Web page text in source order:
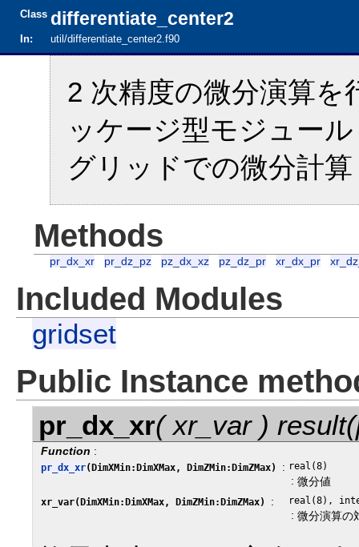
Class differentiate_center2
In: util/differentiate_center2.f90
2 次精度の微分演算
ッケージ型モジュー
グリッドでの微分計算
Methods
pr_dx_xr pr_dz_pz pz_dx_xz pz_dz_pr xr_dx_pr
Included Modules
gridset
Public Instance
pr_dx_xr( xr_var )
Function :
pr_dx_xr(DimXMin:DimXMax, DimZMin:DimZMax) : real(8)
: 微分値
xr_var(DimXMin:DimXMax, DimZMin:DimZMax) : real(8),
: 微分演算の